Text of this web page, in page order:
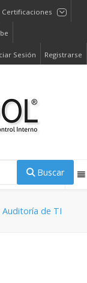
Certificaciones
Sesión Registrarse
Buscar
Auditoría de TI